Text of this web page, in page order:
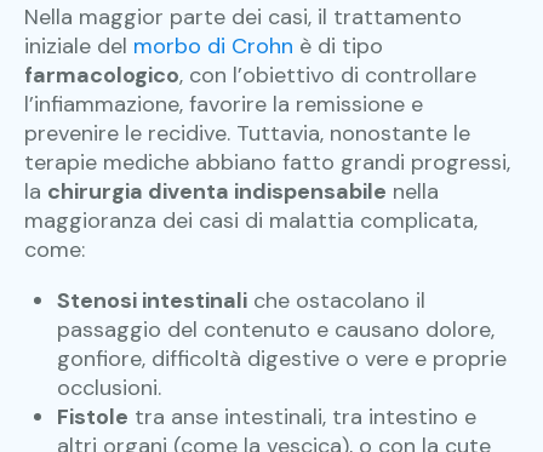
Nella maggior parte dei casi, il trattamento
iniziale del morbo di Crohn è di tipo
farmacologico, con l’obiettivo di controllare
l’infiammazione, favorire la remissione e
prevenire le recidive. Tuttavia, nonostante le
terapie mediche abbiano fatto grandi progressi,
la chirurgia diventa indispensabile nella
maggioranza dei casi di malattia complicata,
come:
Stenosi intestinali che ostacolano il
passaggio del contenuto e causano dolore,
gonfiore, difficoltà digestive o vere e proprie
occlusioni.
Fistole tra anse intestinali, tra intestino e
altri organi (come la vescica), o con la cute